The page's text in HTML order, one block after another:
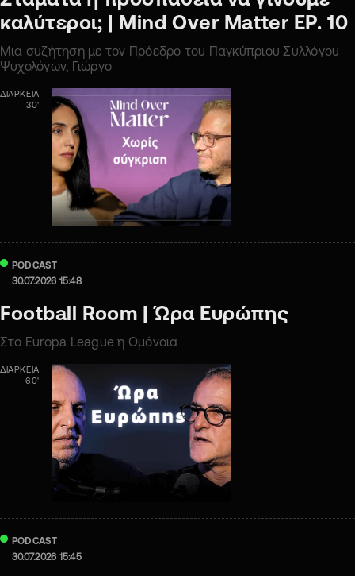
καλύτεροι; | Mind Oνer Matter ΕΡ. 10
Μια συζήτηση με τον Πρόεδρο του Παγκύπριου Συλλόγου
Ψυχολόγων, Γιώργο
ΔΙΑΡΚΕΙΑ
30'
PODCAST
30.07.2026 15:48
Football Room | Ώρα Ευρώπης
Στο Europa League η Ομόνοια
ΔΙΑΡΚΕΙΑ
60'
PODCAST
30.07.2026 15:45